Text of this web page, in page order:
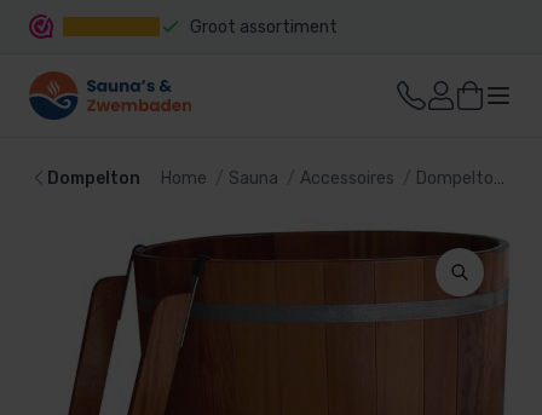
Groot assortiment
Dompelton Home Sauna Accessoires Dompelton